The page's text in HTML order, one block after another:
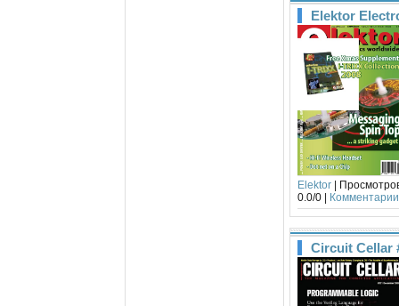
Elektor
Elektor |
0.0/0 |
Circuit Cellar